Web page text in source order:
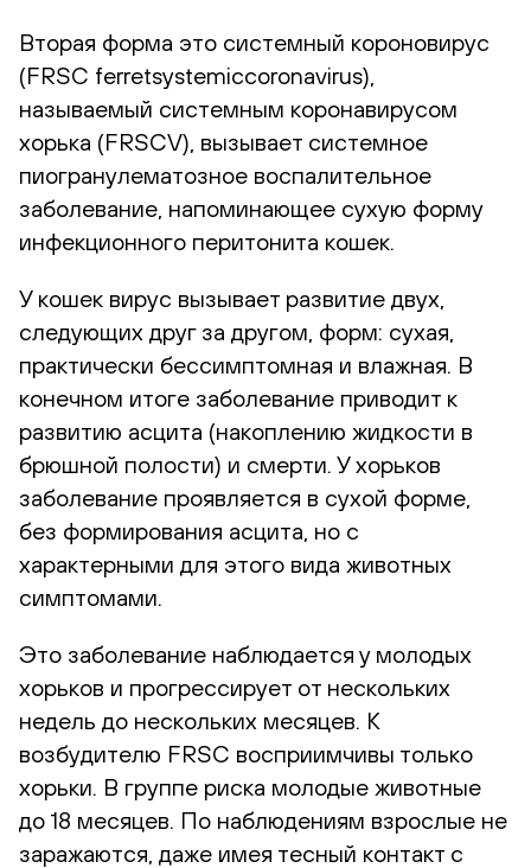
Вторая форма это системный короновирус
(FRSC ferretsystemiccoronavirus),
называемый системным коронавирусом
хорька (FRSCV), вызывает системное
пиогранулематозное воспалительное
заболевание, напоминающее сухую форму
инфекционного перитонита кошек.
У кошек вирус вызывает развитие двух,
следующих друг за другом, форм: сухая,
практически бессимптомная и влажная. В
конечном итоге заболевание приводит к
развитию асцита (накоплению жидкости в
брюшной полости) и смерти. У хорьков
заболевание проявляется в сухой форме,
без формирования асцита, но с
характерными для этого вида животных
симптомами.
Это заболевание наблюдается у молодых
хорьков и прогрессирует от нескольких
недель до нескольких месяцев. К
возбудителю FRSC восприимчивы только
хорьки. В группе риска молодые животные
до 18 месяцев. По наблюдениям взрослые не
заражаются, даже имея тесный контакт с